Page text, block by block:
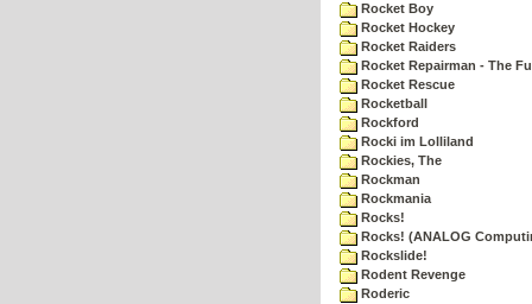
Rocket Boy
Rocket Hockey
Rocket Raiders
Rocket Repairman - The
Rocket Rescue
Rocketball
Rockford
Rocki im Lolliland
Rockies, The
Rockman
Rockmania
Rocks!
Rocks! (ANALOG
Rockslide!
Rodent Revenge
Roderic